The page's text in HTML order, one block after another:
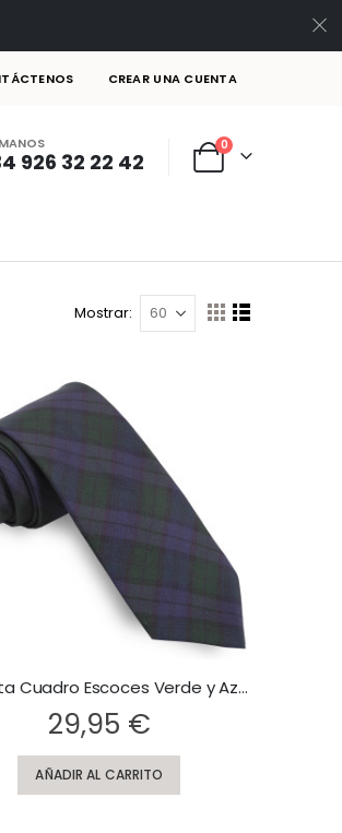
CREAR UNA CUENTA
926 32 22 42 Cart
0artículos
Mostrar
VerParrilla
Lista
Corbata Cuadro Escoces Verde y Azul Marino
29,95 €
AÑADIR AL CARRITO